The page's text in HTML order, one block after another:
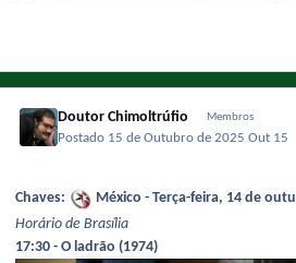
Doutor Chimoltrúfio Membros
Postado 15 de Outubro de 2025Out 15
Chaves:
México - Terça-feira, 14 de
Horário de Brasília
17:30 - O ladrão (1974)